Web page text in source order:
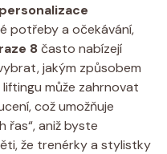
personalizace
potřeby a očekávání,
8často nabízejí‍
jakým způsobem‌
může zahrnovat
což umožňuje
aniž byste
že trenérky a ‌stylistky